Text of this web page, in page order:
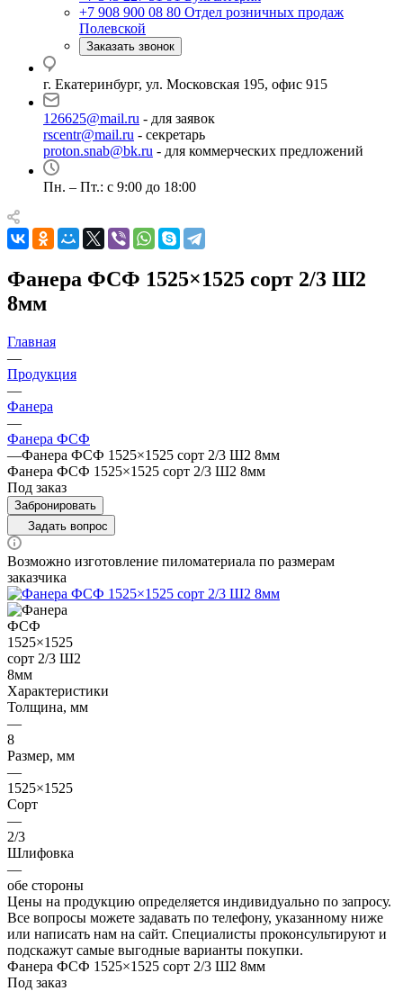
+7 908 900 08 80 Отдел розничных продаж
Полевской
Заказать звонок
г. Екатеринбург, ул. Московская 195, офис 915
126625@mail.ru - для заявок
rscentr@mail.ru - секретарь
proton.snab@bk.ru - для коммерческих предложений
Пн. – Пт.: с 9:00 до 18:00
Фанера ФСФ 1525×1525 сорт 2/3 Ш2
8мм
Главная
—
Продукция
—
Фанера
—
Фанера ФСФ
—Фанера ФСФ 1525×1525 сорт 2/3 Ш2 8мм
Фанера ФСФ 1525×1525 сорт 2/3 Ш2 8мм
Под заказ
Забронировать
Задать вопрос
Возможно изготовление пиломатериала по размерам
заказчика
Характеристики
Толщина, мм
—
8
Размер, мм
—
1525×1525
Сорт
—
2/3
Шлифовка
—
обе стороны
Цены на продукцию определяется индивидуально по запросу.
Все вопросы можете задавать по телефону, указанному ниже
или написать нам на сайт. Специалисты проконсультируют и
подскажут самые выгодные варианты покупки.
Фанера ФСФ 1525×1525 сорт 2/3 Ш2 8мм
Под заказ